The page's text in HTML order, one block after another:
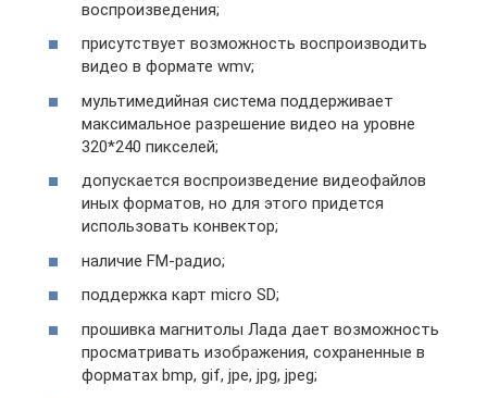
воспроизведения;
присутствует возможность воспроизводить
видео в формате wmv;
мультимедийная система поддерживает
максимальное разрешение видео на уровне
320*240 пикселей;
допускается воспроизведение видеофайлов
иных форматов, но для этого придется
использовать конвектор;
наличие FM-радио;
поддержка карт micro SD;
прошивка магнитолы Лада дает возможность
просматривать изображения, сохраненные в
форматах bmp, gif, jpe, jpg, jpeg;